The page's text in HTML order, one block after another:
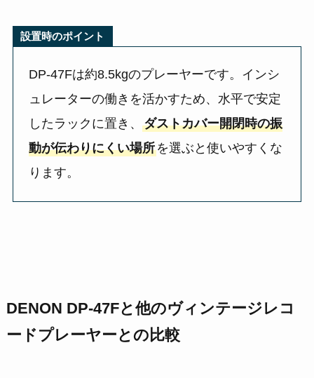
設置時のポイント
DP-47Fは約8.5kgのプレーヤーです。インシ
ュレーターの働きを活かすため、水平で安定
したラックに置き、ダストカバー開閉時の振
動が伝わりにくい場所を選ぶと使いやすくな
ります。
DENON DP-47Fと他のヴィンテージレコ
ードプレーヤーとの比較